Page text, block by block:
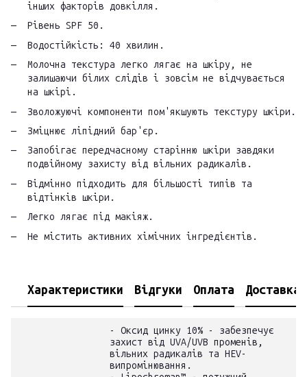
інших факторів довкілля.
Рівень SPF 50.
Водостійкість: 40 хвилин.
Молочна текстура легко лягає на шкіру, не
залишаючи білих слідів і зовсім не відчувається
на шкірі.
Зволожуючі компоненти пом'якшують текстуру шкіри.
Зміцнює ліпідний бар'єр.
Запобігає передчасному старінню шкіри завдяки
подвійному захисту від вільних радикалів.
Відмінно підходить для більшості типів та
відтінків шкіри.
Легко лягає під макіяж.
Не містить активних хімічних інгредієнтів.
Характеристики Відгуки Оплата Доставка
- Оксид цинку 10% - забезпечує
захист від UVA/UVB променів,
вільних радикалів та HEV-
випромінювання.